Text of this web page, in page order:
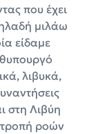
που έχει
μιλάω
είδαμε
λιβυκά,
στη Λιβύη
ροών